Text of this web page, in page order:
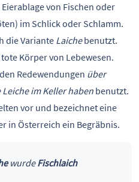
von Fischen oder
im Schlick oder Schlamm.
die Variante Laichebenutzt.
Körper von Lebewesen.
Redewendungen über
Leiche im Keller haben benutzt.
vor und bezeichnet eine
in Österreich ein Begräbnis.
wurdeFischlaich